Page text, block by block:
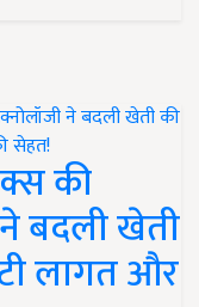
की
बदली खेती
लागत और